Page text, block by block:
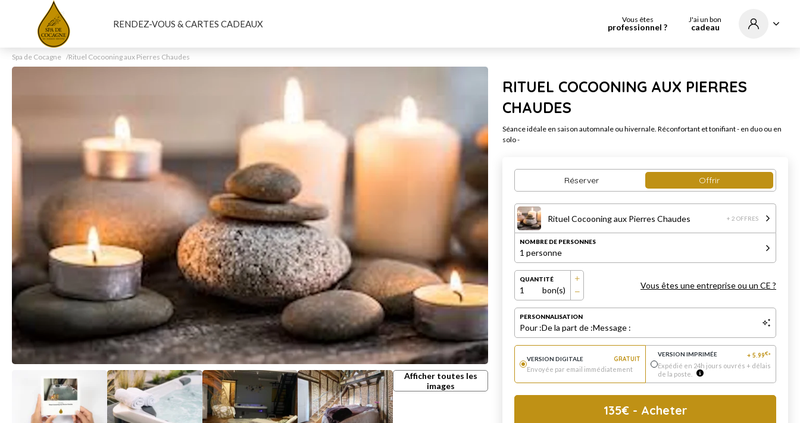
RENDEZ-VOUS & CARTES CADEAUX Vous êtes
professionnel ?
J'ai un bon
cadeau
Spa de Cocagne Rituel Cocooning aux Pierres Chaudes
Afficher toutes les
images
RITUEL COCOONING AUX PIERRES
CHAUDES
Séance idéale en saison automnale ou hivernale. Réconfortant et tonifiant - en duo ou en
solo -
Réserver Offrir
Rituel Cocooning aux Pierres Chaudes + 2 OFFRES
NOMBRE DE PERSONNES
1 personne
QUANTITÉ
1 bon(s) Vous êtes une entreprise ou un CE ?
PERSONNALISATION
Pour :De la part de :Message :
VERSION DIGITALE
GRATUIT
Envoyée par email immédiatement
VERSION IMPRIMÉE + 5.99€*
Expédié en 24h jours ouvrés + délais
de la poste.
135€- Acheter